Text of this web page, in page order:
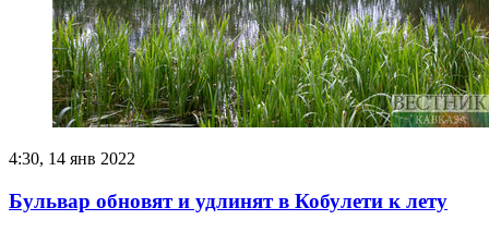
4:30, 14 янв 2022
Бульвар обновят и удлинят в Кобулети к лету